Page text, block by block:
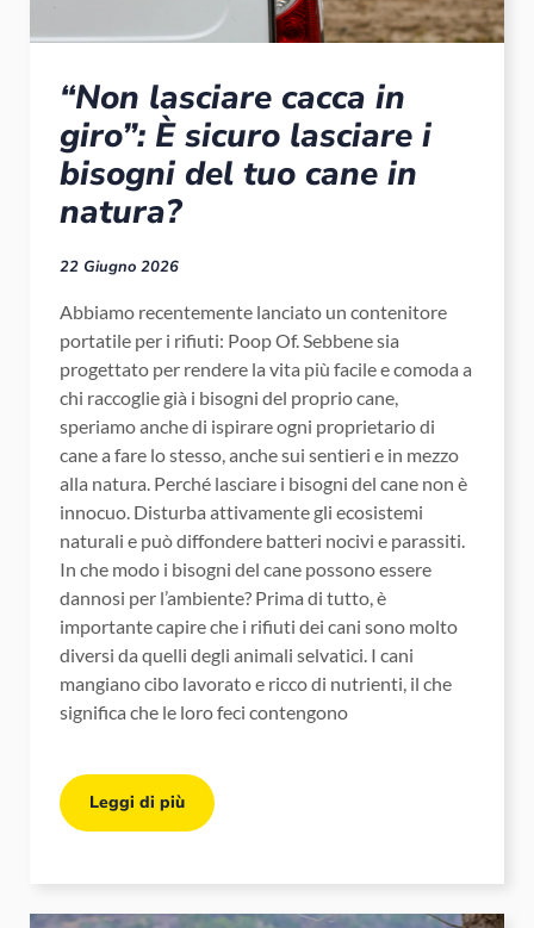
“Non lasciare cacca in
giro”: È sicuro lasciare i
bisogni del tuo cane in
natura?
22 Giugno 2026
Abbiamo recentemente lanciato un contenitore
portatile per i rifiuti: Poop Of. Sebbene sia
progettato per rendere la vita più facile e comoda a
chi raccoglie già i bisogni del proprio cane,
speriamo anche di ispirare ogni proprietario di
cane a fare lo stesso, anche sui sentieri e in mezzo
alla natura. Perché lasciare i bisogni del cane non è
innocuo. Disturba attivamente gli ecosistemi
naturali e può diffondere batteri nocivi e parassiti.
In che modo i bisogni del cane possono essere
dannosi per l’ambiente? Prima di tutto, è
importante capire che i rifiuti dei cani sono molto
diversi da quelli degli animali selvatici. I cani
mangiano cibo lavorato e ricco di nutrienti, il che
significa che le loro feci contengono
Leggi di più